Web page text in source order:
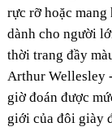
rực rỡ hoặc
dành cho người
thời trang đầy
Arthur Wellesley
giờ đoán được
giới của đôi giày